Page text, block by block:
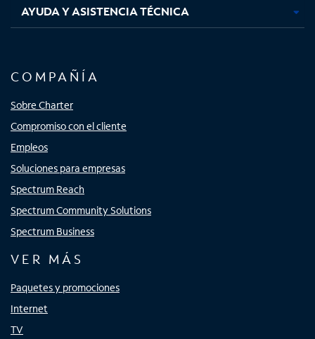
AYUDA Y ASISTENCIA TÉCNICA
COMPAÑÍA
Sobre Charter
Compromiso con el cliente
Empleos
Soluciones para empresas
Spectrum Reach
Spectrum Community Solutions
Spectrum Business
VER MÁS
Paquetes y promociones
Internet
TV